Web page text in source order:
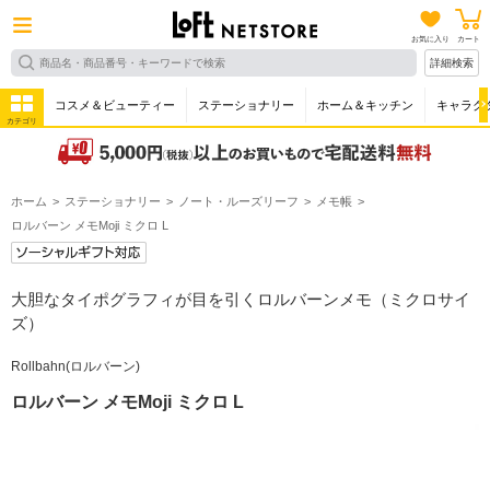
お気に入り カート
詳細検索
カテゴリ
コスメ＆ビューティー ステーショナリー ホーム＆キッチン キャラク
ホーム ステーショナリー ノート・ルーズリーフ
メモ帳
ロルバーン メモMoji ミクロ L
大胆なタイポグラフィが目を引くロルバーンメモ（ミクロサイ
ズ）
Rollbahn(ロルバーン)
ロルバーン メモMoji ミクロ L